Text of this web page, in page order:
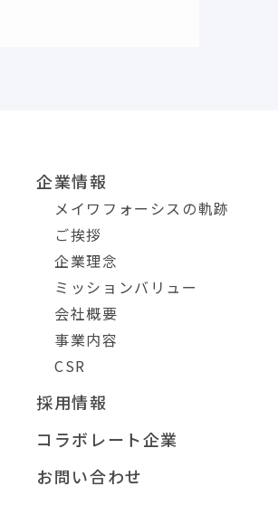
企業情報
メイワフォーシスの軌跡
ご挨拶
企業理念
ミッションバリュー
会社概要
事業内容
CSR
採用情報
コラボレート企業
お問い合わせ